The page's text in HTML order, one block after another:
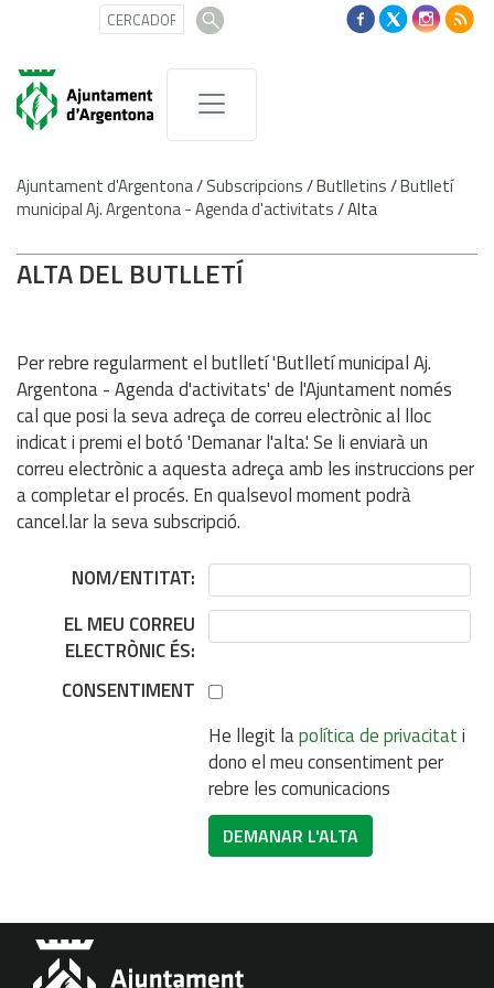
Ajuntament d'Argentona/Subscripcions/Butlletins/Butlletí
municipal Aj. Argentona - Agenda d'activitats/Alta
ALTA DEL BUTLLETÍ
Per rebre regularment el butlletí 'Butlletí municipal Aj.
Argentona - Agenda d'activitats' de l'Ajuntament només
cal que posi la seva adreça de correu electrònic al lloc
indicat i premi el botó 'Demanar l'alta'. Se li enviarà un
correu electrònic a aquesta adreça amb les instruccions per
a completar el procés. En qualsevol moment podrà
cancel.lar la seva subscripció.
NOM/ENTITAT:
EL MEU CORREU
ELECTRÒNIC ÉS:
CONSENTIMENT
He llegit lapolítica de privacitati
dono el meu consentiment per
rebre les comunicacions